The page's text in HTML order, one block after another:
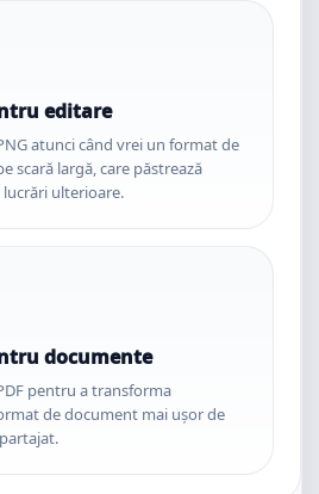
editare
atunci când vrei un format de
scară largă, care păstrează
ulterioare.
documente
pentru a transforma
de document mai ușor de